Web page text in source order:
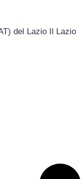
del Lazio Il Lazio